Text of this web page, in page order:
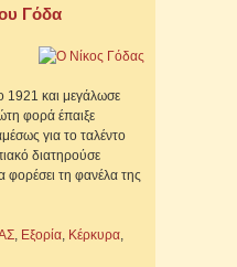
Γόδα
1921 και μεγάλωσε
φορά έπαιξε
για το ταλέντο
διατηρούσε
φορέσει τη φανέλα της
, Εξορία, Κέρκυρα,